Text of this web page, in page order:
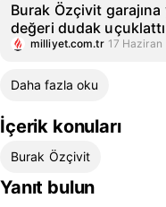
Burak Özçivit
değeri dudak uçuklattı
milliyet.com.tr 17 Haziran
Daha fazla oku
İçerik konuları
Burak Özçivit
Yanıt bulun